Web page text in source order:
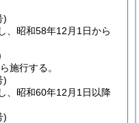
)
、昭和58年12月1日から
施行する。
)
、昭和60年12月1日以降
)